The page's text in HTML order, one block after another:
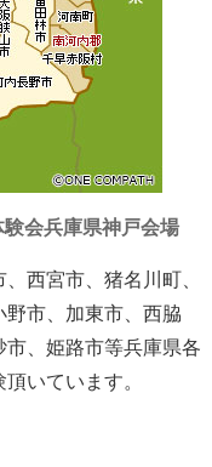
会兵庫県神戸会場
西宮市、猪名川町、
市、加東市、西脇
、姫路市等兵庫県各
いています。